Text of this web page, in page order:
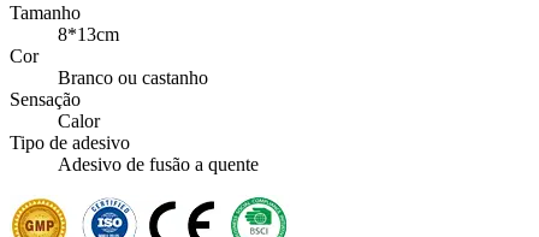
Tamanho
8*13cm
Cor
Branco ou castanho
Sensação
Calor
Tipo de adesivo
Adesivo de fusão a quente